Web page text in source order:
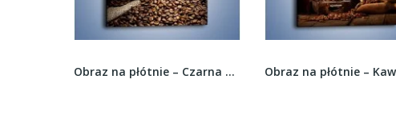
Obraz na płótnie – Czarna palona kawa –...